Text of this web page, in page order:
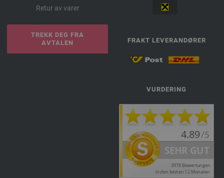
Retur av varer
TREKK DEG FRA
AVTALEN
FRAKT LEVERANDØRER
VURDERING